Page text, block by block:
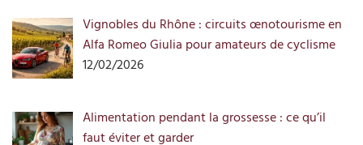
Vignobles du Rhône : circuits œnotourisme en
Alfa Romeo Giulia pour amateurs de cyclisme
12/02/2026
Alimentation pendant la grossesse : ce qu’il
faut éviter et garder